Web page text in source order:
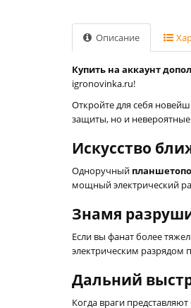
Описание
Купить на аккаунт
igronovinka.ru!
Откройте для себя
защиты, но и невероятные
Искусство
Одноручный
мощный электрический
Знамя
Если вы фанат более
электрическим разрядом
Дальний
Когда враги